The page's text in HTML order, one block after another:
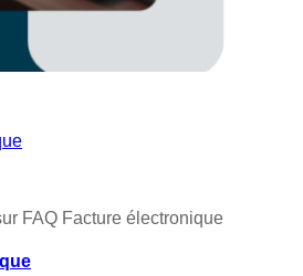
FAQ Facture électronique